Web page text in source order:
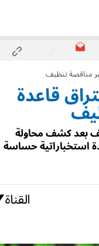
قاعدة
بعد كشف محاولة
استخباراتية حساسة